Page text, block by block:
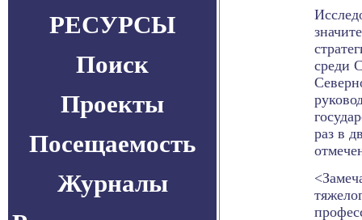
РЕСУРСЫ
Поиск
Проекты
Посещаемость
Журналы
среди
раз в